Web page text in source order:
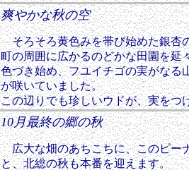
爽やかな秋の空
そろそろ黄色みを帯び始めた銀杏
町の周囲に広かるのどかな田園を
色づき始め、フユイチゴの実がなる
が咲いていました。
この辺りでも珍しいウドが、実をつ
10月最終の郷の秋
広大な畑のあちこちに、このピー
と、北総の秋も本番を迎えます。